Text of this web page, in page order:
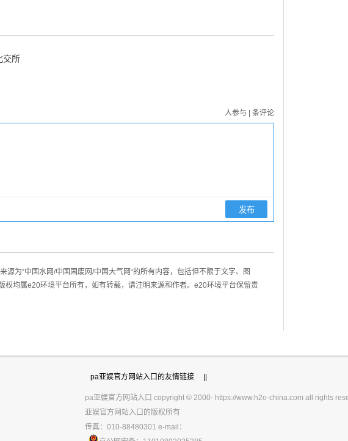
交所
人参与 条评论
源为“中国水网/中国固废网/中国大气网“的所有内容，包括但不限于文字、图
权均属e20环境平台所有，如有转载，请注明来源和作者。e20环境平台保留责
pa亚娱官方网站入口的友情链接
pa亚娱官方网站入口 copyright © 2000- https://www.h2o-china.com all rights
亚娱官方网站入口的版权所有
传真：010-88480301 e-mail：